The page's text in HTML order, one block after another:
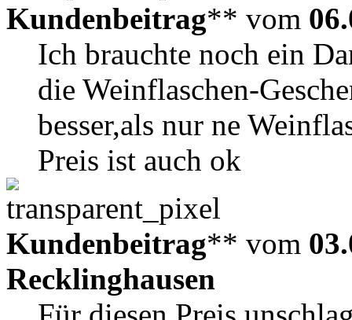
Kundenbeitrag** vom
Ich brauchte noch ein
die Weinflaschen-
besser,als nur ne
Preis ist auch ok
Kundenbeitrag** vom
Recklinghausen